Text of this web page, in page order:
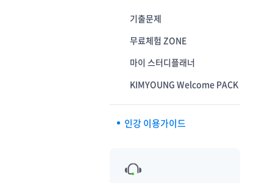
기출문제
무료체험 ZONE
마이 스터디플래너
KIMYOUNG Welcome PACK
인강 이용가이드